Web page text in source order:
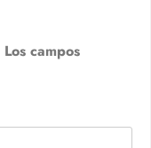
Los campos